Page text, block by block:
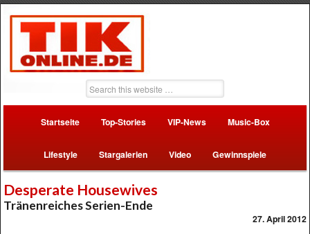
Startseite Top-Stories VIP-News Music-Box
Lifestyle Stargalerien Video Gewinnspiele
Desperate Housewives
Tränenreiches Serien-Ende
27. April 2012